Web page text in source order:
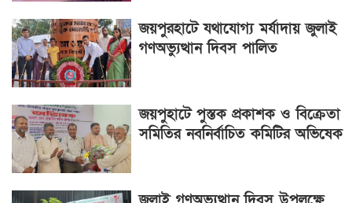
জয়পুরহাটে যথাযোগ্য মর্যাদায় জুলাই
গণঅভ্যুত্থান দিবস পালিত
জয়পুহাটে পুস্তক প্রকাশক ও বিক্রেতা
সমিতির নবনির্বাচিত কমিটির অভিষেক